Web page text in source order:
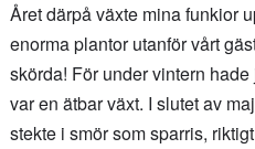
Året därpå växte mina funkior
enorma plantor utanför vårt
skörda! För under vintern
var en ätbar växt. I slutet av
stekte i smör som sparris,